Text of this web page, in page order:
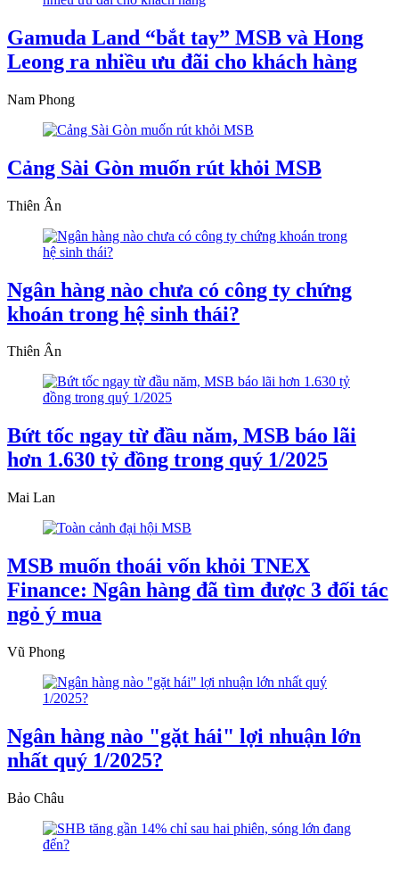
Gamuda Land “bắt tay” MSB và Hong
Leong ra nhiều ưu đãi cho khách hàng
Nam Phong
Cảng Sài Gòn muốn rút khỏi MSB
Thiên Ân
Ngân hàng nào chưa có công ty chứng
khoán trong hệ sinh thái?
Thiên Ân
Bứt tốc ngay từ đầu năm, MSB báo lãi
hơn 1.630 tỷ đồng trong quý 1/2025
Mai Lan
MSB muốn thoái vốn khỏi TNEX
Finance: Ngân hàng đã tìm được 3 đối tác
ngỏ ý mua
Vũ Phong
Ngân hàng nào "gặt hái" lợi nhuận lớn
nhất quý 1/2025?
Bảo Châu